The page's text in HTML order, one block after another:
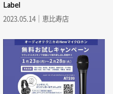
Label
2023.05.14｜恵比寿店